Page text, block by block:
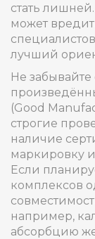
стать
может
лучший
Не забывайте
(Good
строгие
наличие
маркировку
Если
комплексов
например,
абсорбцию